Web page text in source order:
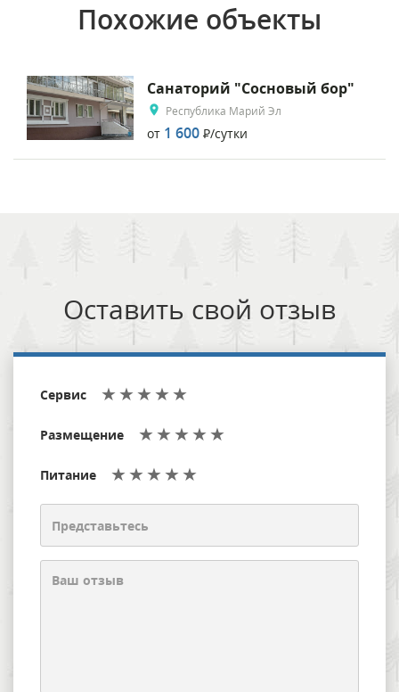
Похожие объекты
Санаторий "Сосновый бор"
Республика Марий Эл
от 1 600 Р/сутки
Оставить свой отзыв
Сервис
Размещение
Питание